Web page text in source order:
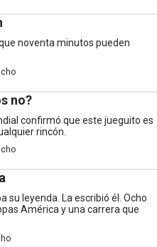
noventa minutos pueden
no?
confirmó que este jueguito es
rincón.
su leyenda. La escribió él. Ocho
América y una carrera que